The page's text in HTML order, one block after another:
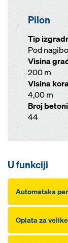
Pilon
Tip
Pod
Visina
200 m
Visina
4,00 m
Broj
44
U funkciji
Automatska
Oplata za